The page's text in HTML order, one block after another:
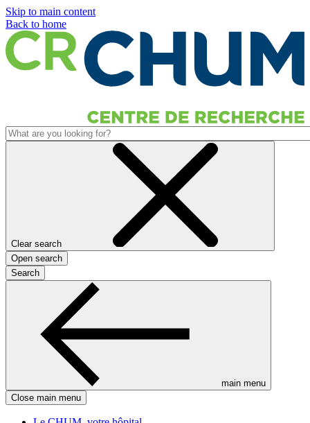
Skip to main content
Back to home
Clear search
Open search
Search
main menu
Close main menu